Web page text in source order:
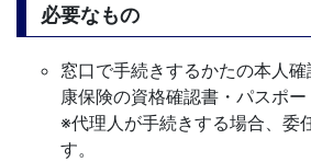
必要なもの
窓口で手続きするかたの本人
康保険の資格確認書・パスポー
※代理人が手続きする場合、委
す。